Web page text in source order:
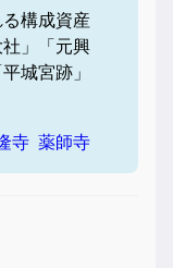
る構成資産
社」「元興
城宮跡」
寺 薬師寺